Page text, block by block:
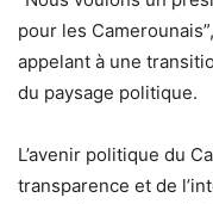
pour les
appelant à une
du paysage politique.
L’avenir politique du
transparence et de